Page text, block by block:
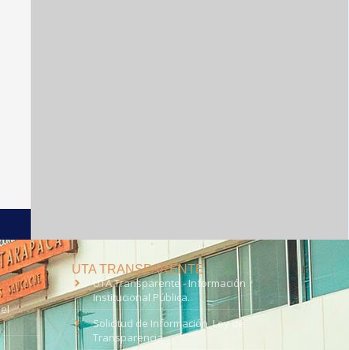
UTA TRANSPARENTE
UTA Transparente - Información
Institucional Pública.
Solicitud de Información, Ley de
Transparencia